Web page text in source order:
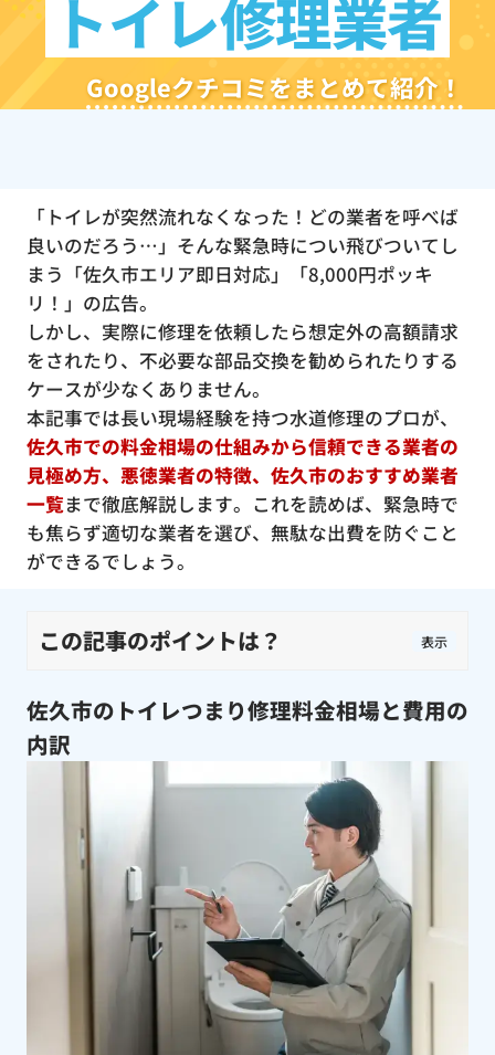
トイレ修理業者
Googleクチコミをまとめて紹介！
「トイレが突然流れなくなった！どの業者を呼べば
良いのだろう…」そんな緊急時につい飛びついてし
まう「佐久市エリア即日対応」「8,000円ポッキ
リ！」の広告。
しかし、実際に修理を依頼したら想定外の高額請求
をされたり、不必要な部品交換を勧められたりする
ケースが少なくありません。
本記事では長い現場経験を持つ水道修理のプロが、
佐久市での料金相場の仕組みから信頼できる業者の
見極め方、悪徳業者の特徴、佐久市のおすすめ業者
一覧まで徹底解説します。これを読めば、緊急時で
も焦らず適切な業者を選び、無駄な出費を防ぐこと
ができるでしょう。
この記事のポイントは？ 表示
佐久市のトイレつまり修理料金相場と費用の
内訳